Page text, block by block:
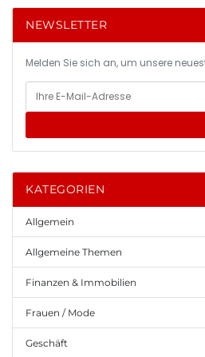
NEWSLETTER
Melden Sie sich an, um unsere
KATEGORIEN
Allgemein
Allgemeine Themen
Finanzen & Immobilien
Frauen / Mode
Geschäft